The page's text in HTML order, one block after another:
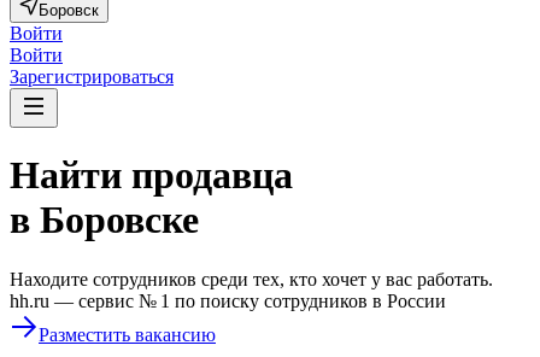
Боровск
Войти
Войти
Зарегистрироваться
Найти продавца
в Боровске
Находите сотрудников среди тех, кто хочет у вас работать.
hh.ru — сервис № 1 по поиску сотрудников в России
Разместить вакансию